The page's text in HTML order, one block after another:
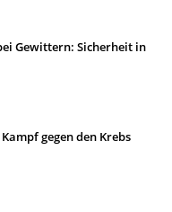
Gewittern: Sicherheit in
gegen den Krebs